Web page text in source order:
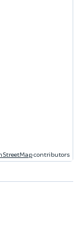
contributors